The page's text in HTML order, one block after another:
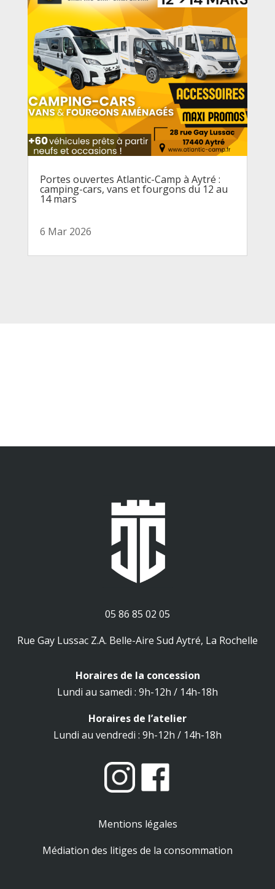
Portes ouvertes Atlantic-Camp à Aytré :
camping-cars, vans et fourgons du 12 au
14 mars
6 Mar 2026
05 86 85 02 05
Rue Gay Lussac Z.A. Belle-Aire Sud Aytré, La Rochelle
Horaires de la concession
Lundi au samedi : 9h-12h / 14h-18h
Horaires de l’atelier
Lundi au vendredi : 9h-12h / 14h-18h
Mentions légales
Médiation des litiges de la consommation